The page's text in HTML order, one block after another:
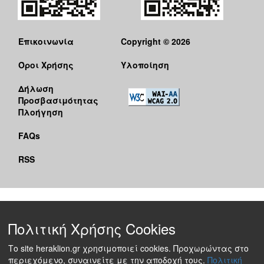
ΠΟΛΙΤΙΣΜΟΣ
Επικοινωνία
Όροι Χρήσης
Δήλωση
Προσβασιμότητας
Πλοήγηση
FAQs
RSS
Copyright © 2026
Υλοποίηση
Πολιτική Χρήσης Cookies
Το site heraklion.gr χρησιμοποιεί cookies. Προχωρώντας στο
περιεχόμενο, συναινείτε με την αποδοχή τους. Πολιτική